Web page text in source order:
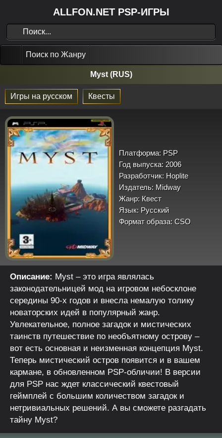
ALLFON.NET PSP-ИГРЫ
Поиск по Жанру
Myst (RUS)
Игры на русском Квесты
Платформа: PSP
Год выпуска: 2006
Разработчик: Hoplite
Издатель: Midway
Жанр: Квест
Язык: Русский
Формат образа: CSO
Описание: Myst – это игра являлась
законодательницей мод на игровом небосклоне
середины 90-х годов и внесла немалую толику
новаторских идей в популярный жанр.
Увлекательное, полное загадок и мистических
таинств путешествие по необъятному острову –
вот есть основная и неизменная концепция Myst.
Теперь мистический остров появится и в вашем
кармане, в обновленном PSP-обличии! В версии
для PSP нас ждет классический квестовый
геймплей с большим количеством загадок и
нетривиальных решений. А вы сможете разгадать
тайну Myst?